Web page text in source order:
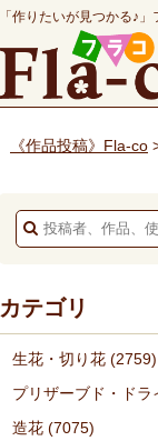
「作りたいが見つかる♪
《作品投稿》Fla-co
カテゴリ
生花・切り花 (2759)
プリザーブド・ドラ
造花 (7075)